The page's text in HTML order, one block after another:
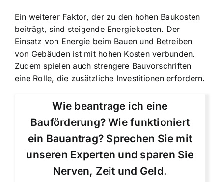
Ein weiterer Faktor, der zu den hohen Baukosten
beiträgt, sind steigende Energiekosten. Der
Einsatz von Energie beim Bauen und Betreiben
von Gebäuden ist mit hohen Kosten verbunden.
Zudem spielen auch strengere Bauvorschriften
eine Rolle, die zusätzliche Investitionen erfordern.
Wie beantrage ich eine
Bauförderung? Wie funktioniert
ein Bauantrag? Sprechen Sie mit
unseren Experten und sparen Sie
Nerven, Zeit und Geld.